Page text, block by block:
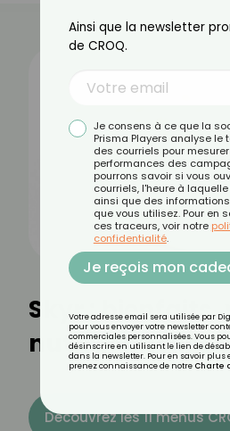
Skyr : bienfaits,
nutritionnelles
Découvrez les 11 menus
Ainsi que la newsletter
de CROQ.
Je consens à ce que la
Prisma Players analyse le
des courriels pour
performances des
pourrons savoir si vous
courriels, l'heure à
ainsi que des
que vous utilisez. Pour en
ces traceurs, voir notre
confidentialité.
Je reçois mon
Votre adresse email sera utilisée par
pour vous envoyer votre newsletter
commerciales personnalisées. Vous
désinscrire en utilisant le lien de
dans la newsletter. Pour en savoir plus
prenez connaissance de notre Charte